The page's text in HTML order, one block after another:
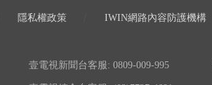
隱私權政策 IWIN網路內容防護機構
壹電視新聞台客服: 0809-009-995